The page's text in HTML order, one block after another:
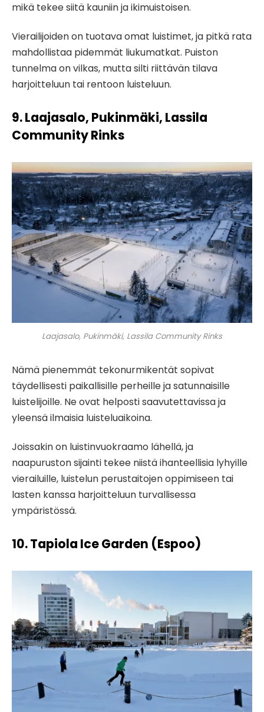
mikä tekee siitä kauniin ja ikimuistoisen.
Vierailijoiden on tuotava omat luistimet, ja pitkä rata
mahdollistaa pidemmät liukumatkat. Puiston
tunnelma on vilkas, mutta silti riittävän tilava
harjoitteluun tai rentoon luisteluun.
9. Laajasalo, Pukinmäki, Lassila
Community Rinks
Laajasalo, Pukinmäki, Lassila Community Rinks
Nämä pienemmät tekonurmikentät sopivat
täydellisesti paikallisille perheille ja satunnaisille
luistelijoille. Ne ovat helposti saavutettavissa ja
yleensä ilmaisia ​​​​luisteluaikoina.
Joissakin on luistinvuokraamo lähellä, ja
naapuruston sijainti tekee niistä ihanteellisia lyhyille
vierailuille, luistelun perustaitojen oppimiseen tai
lasten kanssa harjoitteluun turvallisessa
ympäristössä.
10. Tapiola Ice Garden (Espoo)